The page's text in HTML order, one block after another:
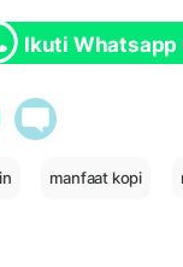
Ikuti Whatsapp
manfaat kopi